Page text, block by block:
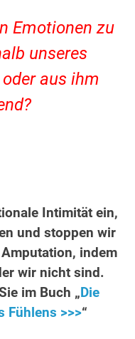
Emotionen zu
unseres
aus ihm
Intimität ein,
und stoppen wir
indem
wir nicht sind.
im Buch „ Die
Fühlens >>>“